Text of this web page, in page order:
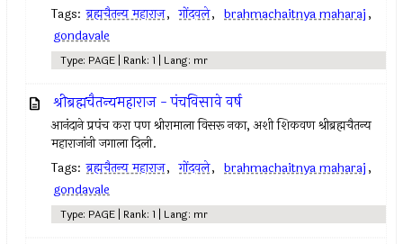
Tags: ब्रह्मचैतन्य महाराज, गोंदवले, brahmachaitnya maharaj,
gondavale
Type: PAGE | Rank: 1 | Lang: mr
श्रीब्रह्मचैतन्यमहाराज - पंचविसावे वर्ष
आनंदाने प्रपंच करा पण श्रीरामाला विसरू नका, अशी शिकवण श्रीब्रह्मचैतन्य
महाराजांनी जगाला दिली.
Tags: ब्रह्मचैतन्य महाराज, गोंदवले, brahmachaitnya maharaj,
gondavale
Type: PAGE | Rank: 1 | Lang: mr